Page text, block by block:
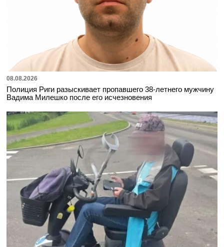
08.08.2026
Полиция Риги разыскивает пропавшего 38-летнего мужчину
Вадима Милешко после его исчезновения